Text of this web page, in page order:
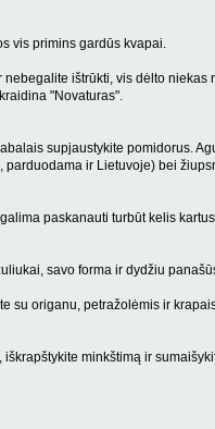
vis primins gardūs kvapai.
ištrūkti, vis dėlto
"Novaturas".
supjaustykite pomidorus.
ir Lietuvoje) bei
paskanauti turbūt kelis
savo forma ir dydžiu
su origanu, petražolėmis ir
minkštimą ir